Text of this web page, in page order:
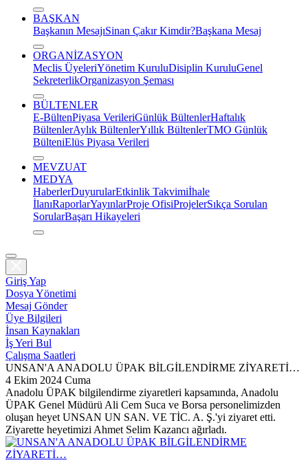
BAŞKAN
Başkanın MesajıSinan Çakır Kimdir?Başkana Mesaj
ORGANİZASYON
Meclis ÜyeleriYönetim KuruluDisiplin KuruluGenel
SekreterlikOrganizasyon Şeması
BÜLTENLER
E-BültenPiyasa VerileriGünlük BültenlerHaftalık
BültenlerAylık BültenlerYıllık BültenlerTMO Günlük
BülteniElüs Piyasa Verileri
MEVZUAT
MEDYA
HaberlerDuyurularEtkinlik Takvimiİhale
İlanıRaporlarYayınlarProje OfisiProjelerSıkça Sorulan
SorularBaşarı Hikayeleri
Giriş Yap
Dosya Yönetimi
Mesaj Gönder
Üye Bilgileri
İnsan Kaynakları
İş Yeri Bul
Çalışma Saatleri
UNSAN'A ANADOLU ÜPAK BİLGİLENDİRME ZİYARETİ…
4 Ekim 2024 Cuma
Anadolu ÜPAK bilgilendirme ziyaretleri kapsamında, Anadolu
ÜPAK Genel Müdürü Ali Cem Suca ve Borsa personelimizden
oluşan heyet UNSAN UN SAN. VE TİC. A. Ş.'yi ziyaret etti.
Ziyarette heyetimizi Ahmet Selim Kazancı ağırladı.